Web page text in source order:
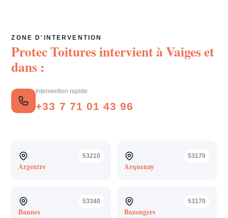
ZONE D'INTERVENTION
Protec Toitures intervient àVaigeset
dans :
Intervention rapide
+33 7 71 01 43 96
53210
Argentre
53170
Arquenay
53340
Bannes
53170
Bazougers